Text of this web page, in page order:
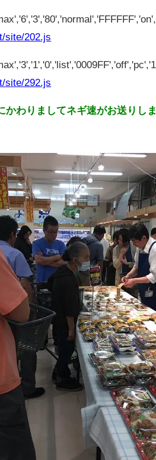
site/202.js
site/292.js
かわりましてネギ速がお送りし